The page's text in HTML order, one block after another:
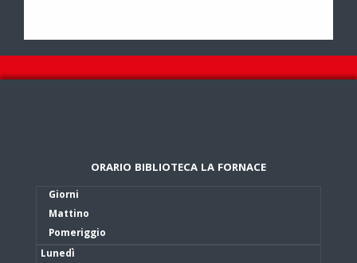
ORARIO BIBLIOTECA LA FORNACE
Giorni
Mattino
Pomeriggio
Lunedì